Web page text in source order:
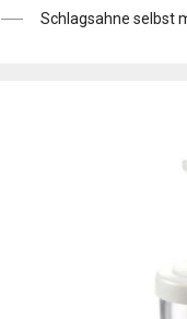
Schlagsahne selbst